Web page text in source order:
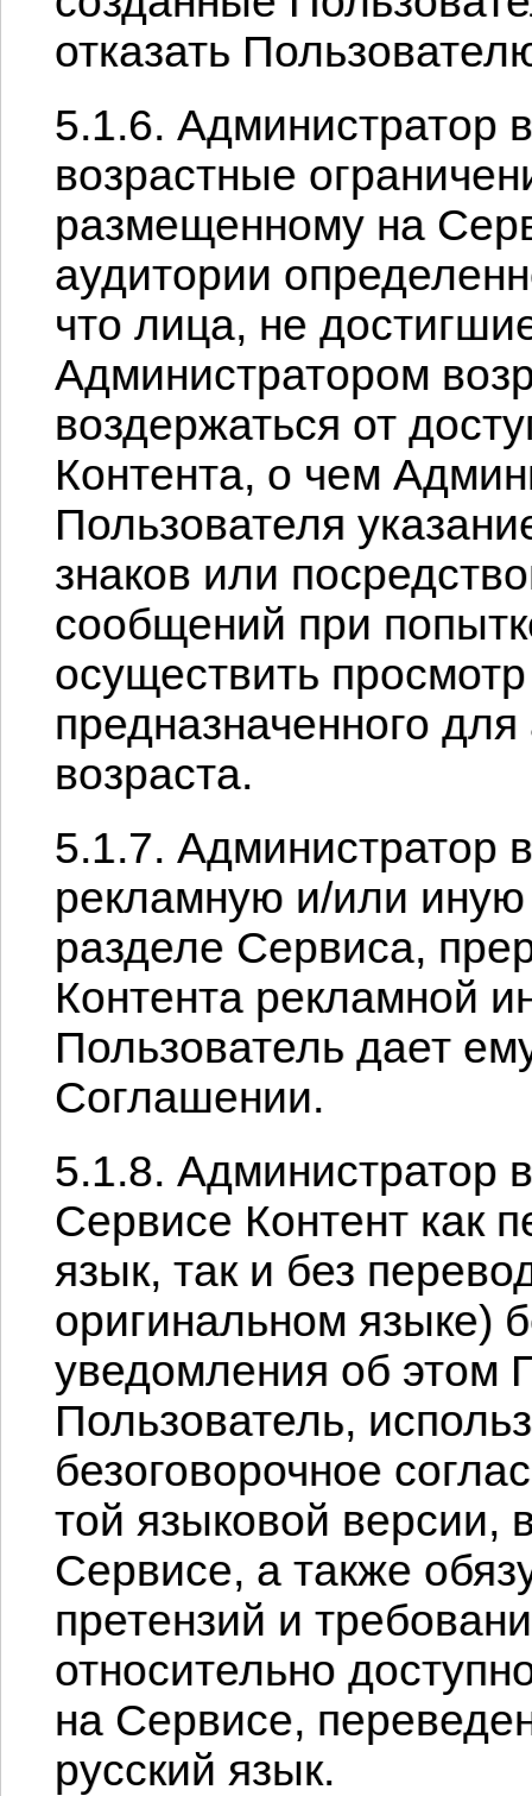
отказать
5.1.6. Администратор
возрастные
размещенному на
аудитории
что лица, не
Администратором
воздержаться от
Контента, о чем
Пользователя
знаков или
сообщений при
осуществить
предназначенного
возраста.
5.1.7. Администратор
рекламную и/или
разделе Сервиса,
Контента рекламной
Пользователь дает
Соглашении.
5.1.8. Администратор
Сервисе Контент как
язык, так и без
оригинальном языке)
уведомления об этом
Пользователь,
безоговорочное
той языковой версии,
Сервисе, а также
претензий и
относительно
на Сервисе,
русский язык.